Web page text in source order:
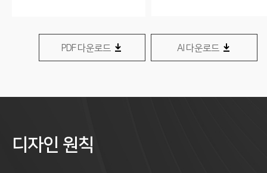
PDF 다운로드 AI 다운로드
디자인 원칙